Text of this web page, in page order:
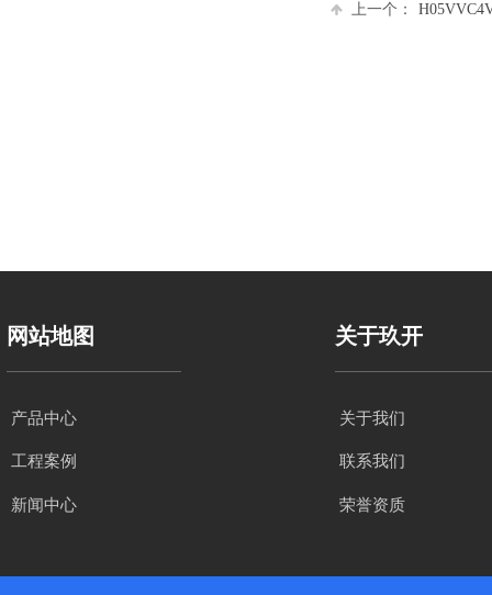
上一个：
网站地图 关于玖开
产品中心
工程案例
新闻中心
关于我们
联系我们
荣誉资质